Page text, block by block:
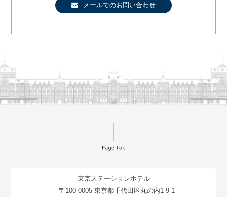
メールでのお問い合わせ
東京ステーションホテル
〒100-0005 東京都千代田区丸の内1-9-1